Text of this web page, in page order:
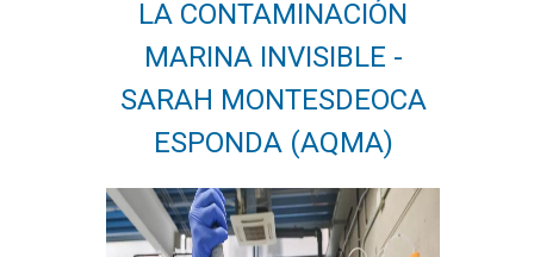
LA CONTAMINACIÓN
MARINA INVISIBLE -
SARAH MONTESDEOCA
ESPONDA (AQMA)